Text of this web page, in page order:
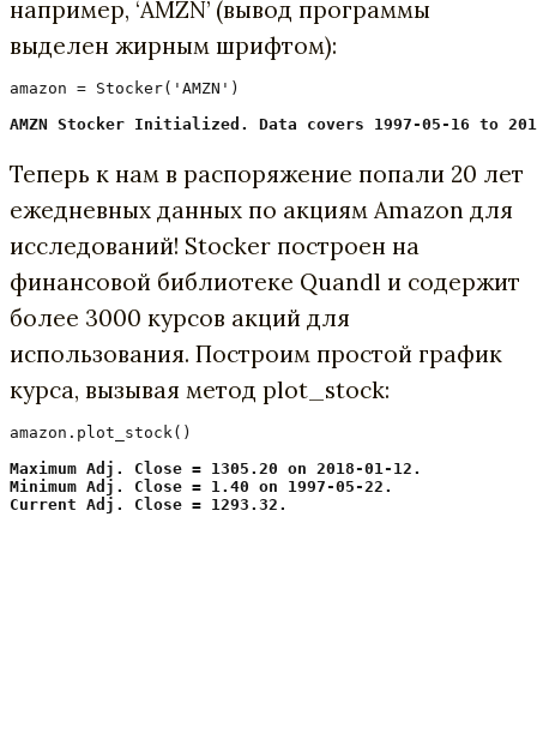
например, ‘AMZN’ (вывод программы
выделен жирным шрифтом):
amazon = Stocker('AMZN')
AMZN Stocker Initialized. Data covers 1997-05-16 to
Теперь к нам в распоряжение попали 20 лет
ежедневных данных по акциям Amazon для
исследований! Stocker построен на
финансовой библиотеке Quandl и содержит
более 3000 курсов акций для
использования. Построим простой график
курса, вызывая метод plot_stock:
amazon.plot_stock()
Maximum Adj. Close = 1305.20 on 2018-01-12.
Minimum Adj. Close = 1.40 on 1997-05-22.
Current Adj. Close = 1293.32.